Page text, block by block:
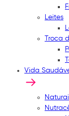
Leites
Troca
Vida